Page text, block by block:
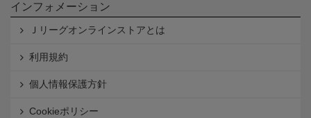
インフォメーション
Ｊリーグオンラインストアとは
利用規約
個人情報保護方針
Cookieポリシー